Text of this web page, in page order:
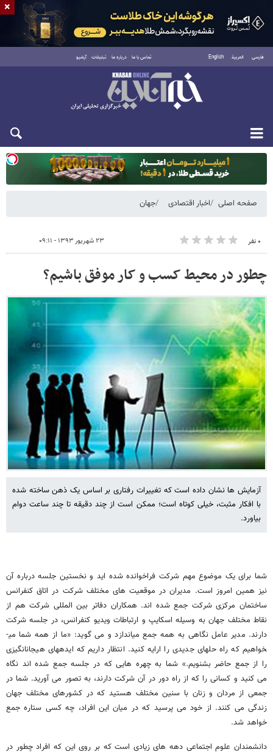
فارسی العربية English تماس با ما درباره ما تبلیغات آرشیو
دوشنبه ۱۹ مرداد ۱۴۰۵
صفحه اصلی اخبار اقتصادی جهان
۰ نفر ۲۳ شهریور ۱۳۹۳ - ۰۹:۱۱
چطور در محیط کسب و کار موفق باشیم؟
آزمایش ها نشان داده است که تغییرات رفتاری بر اساس یک ذهن ساخته شده
با افکار مثبت، خیلی کوتاه است؛ ممکن است از چند دقیقه تا چند ساعت دوام
بیاورد.
شما برای یک موضوع مهم شرکت فراخوانده شده ­اید و نخستین جلسه درباره آن
نیز همین امروز است. مدیران در موقعیت های مختلف شرکت در اتاق کنفرانس
ساختمان مرکزی شرکت جمع شده ­اند. همکاران دفاتر بین­ المللی شرکت هم از
نقاط مختلف جهان به وسیله اسکایپ و ارتباطات ویدیو کنفرانس، در جلسه شرکت
دارند. مدیر عامل نگاهی به همه جمع می­اندازد و می ­گوید: «ما از همه شما می­
خواهیم که راه حلهای جدیدی را ارایه کنید. انتظار داریم که ایده­های هیجان­انگیزی
را از جمع حاضر بشنویم.» شما به چهره ­هایی که در جلسه جمع شده ­اند نگاه
می­ کنید و کسانی را که از راه دور در آن شرکت دارند، به تصور می­ آورید. شما در
جمعی از مردان و زنان با سنین مختلف هستید که در کشورهای مختلف جهان
زندگی می­ کنند. از خود می­ پرسید که در میان این افراد، چه کسی ستاره جمع
خواهد شد.
دانشمندان علوم اجتماعی دهه­ های زیادی است که بر روی این که افراد چطور در
×